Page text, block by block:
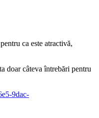
ca este atractivă,
doar câteva întrebări pentru
9dac-